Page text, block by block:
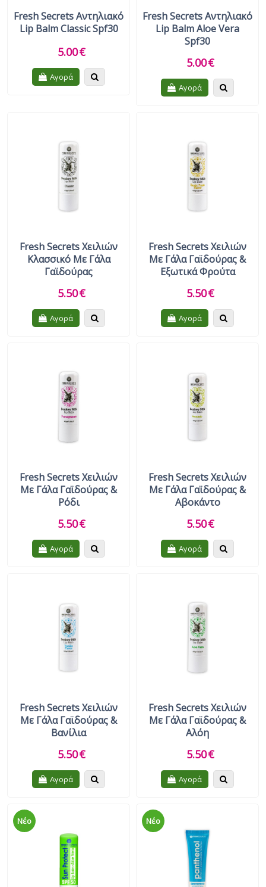
Fresh Secrets Αντηλιακό
Lip Balm Classic Spf30
5.00€
Αγορά
Fresh Secrets Αντηλιακό
Lip Balm Aloe Vera
Spf30
5.00€
Αγορά
Fresh Secrets Χειλιών
Κλασσικό Με Γάλα
Γαϊδούρας
5.50€
Αγορά
Fresh Secrets Χειλιών
Με Γάλα Γαϊδούρας &
Εξωτικά Φρούτα
5.50€
Αγορά
Fresh Secrets Χειλιών
Με Γάλα Γαϊδούρας &
Ρόδι
5.50€
Αγορά
Fresh Secrets Χειλιών
Με Γάλα Γαϊδούρας &
Αβοκάντο
5.50€
Αγορά
Fresh Secrets Χειλιών
Με Γάλα Γαϊδούρας &
Βανίλια
5.50€
Αγορά
Fresh Secrets Χειλιών
Με Γάλα Γαϊδούρας &
Αλόη
5.50€
Αγορά
Νέο Νέο